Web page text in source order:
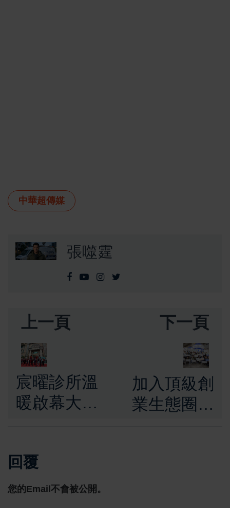
中華超傳媒
張噬霆
上一頁
宸曜診所溫
暖啟幕大桃
共築健康未
來
下一頁
加入頂級創
業生態圈！
回覆
您的Email不會被公開。